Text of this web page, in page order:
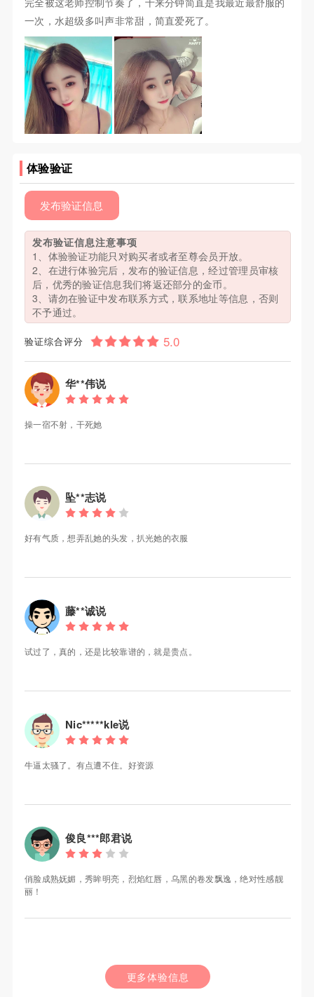
一次，水超级多叫声非常甜，简直爱死了。
体验验证
发布验证信息
发布验证信息注意事项
1、体验验证功能只对购买者或者至尊会员开放。
2、在进行体验完后，发布的验证信息，经过管理员审核
后，优秀的验证信息我们将返还部分的金币。
3、请勿在验证中发布联系方式，联系地址等信息，否则
不予通过。
验证综合评分
华**伟说
操一宿不射，干死她
坠**志说
好有气质，想弄乱她的头发，扒光她的衣服
藤**诚说
试过了，真的，还是比较靠谱的，就是贵点。
Nic*****kle说
牛逼太骚了。有点遭不住。好资源
俊良***郎君说
俏脸成熟妩媚，秀眸明亮，烈焰红唇，乌黑的卷发飘逸，绝对性感靓
丽！
更多体验信息